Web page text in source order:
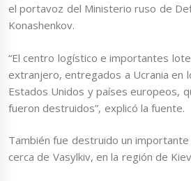
el portavoz del Ministerio ruso de
Konashenkov.
“El centro logístico e importantes
extranjero, entregados a Ucrania en
Estados Unidos y países europeos,
fueron destruidos”, explicó la fuente.
También fue destruido un importante
cerca de Vasylkiv, en la región de